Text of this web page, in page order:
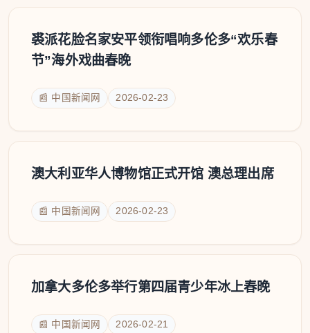
裘派花脸名家安平领衔唱响多伦多“欢乐春
节”海外戏曲春晚
📰 中国新闻网 2026-02-23
澳大利亚华人博物馆正式开馆 澳总理出席
📰 中国新闻网 2026-02-23
加拿大多伦多举行第四届青少年冰上春晚
📰 中国新闻网 2026-02-21